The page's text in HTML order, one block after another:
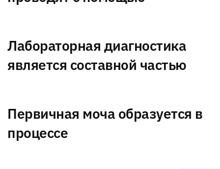
Лабораторная диагностика
является составной частью
Первичная моча образуется в
процессе